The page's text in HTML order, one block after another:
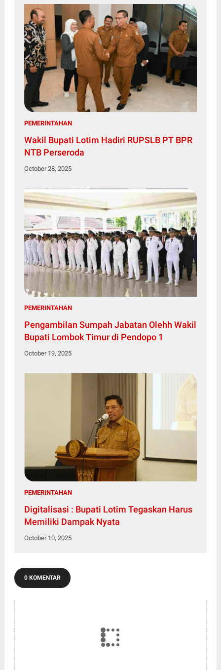
PEMERINTAHAN
Wakil Bupati Lotim Hadiri RUPSLB PT BPR
NTB Perseroda
October 28, 2025
PEMERINTAHAN
Pengambilan Sumpah Jabatan Olehh Wakil
Bupati Lombok Timur di Pendopo 1
October 19, 2025
PEMERINTAHAN
Digitalisasi : Bupati Lotim Tegaskan Harus
Memiliki Dampak Nyata
October 10, 2025
0 KOMENTAR